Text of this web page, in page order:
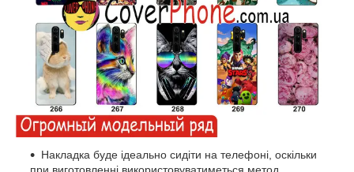
Накладка буде ідеально сидіти на телефоні, оскільки